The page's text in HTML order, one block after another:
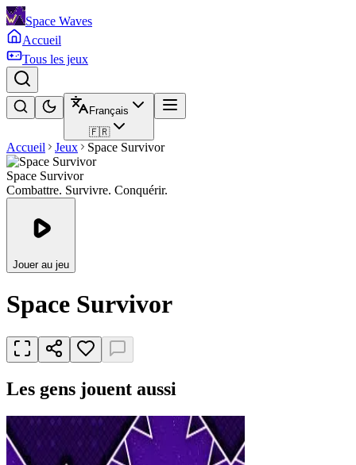
Space Waves
Accueil
Tous les jeux
Français
🇫🇷
Accueil Jeux Space Survivor
Space Survivor
Combattre. Survivre. Conquérir.
Jouer au jeu
Space Survivor
Les gens jouent aussi